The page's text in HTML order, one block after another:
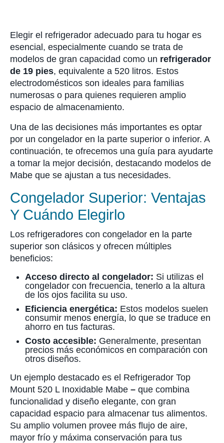
Elegir el refrigerador adecuado para tu hogar es
esencial, especialmente cuando se trata de
modelos de gran capacidad como un refrigerador
de 19 pies, equivalente a 520 litros. Estos
electrodomésticos son ideales para familias
numerosas o para quienes requieren amplio
espacio de almacenamiento.
Una de las decisiones más importantes es optar
por un congelador en la parte superior o inferior. A
continuación, te ofrecemos una guía para ayudarte
a tomar la mejor decisión, destacando modelos de
Mabe que se ajustan a tus necesidades.
Congelador Superior: Ventajas
Y Cuándo Elegirlo
Los refrigeradores con congelador en la parte
superior son clásicos y ofrecen múltiples
beneficios:
Acceso directo al congelador: Si utilizas el
congelador con frecuencia, tenerlo a la altura
de los ojos facilita su uso.
Eficiencia energética: Estos modelos suelen
consumir menos energía, lo que se traduce en
ahorro en tus facturas.
Costo accesible: Generalmente, presentan
precios más económicos en comparación con
otros diseños.
Un ejemplo destacado es el Refrigerador Top
Mount 520 L Inoxidable Mabe – que combina
funcionalidad y diseño elegante, con gran
capacidad espacio para almacenar tus alimentos.
Su amplio volumen provee más flujo de aire,
mayor frío y máxima conservación para tus